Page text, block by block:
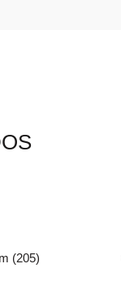
(205)